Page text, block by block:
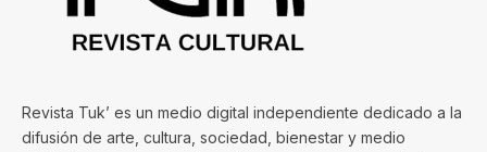
Revista Tuk’ es un medio digital independiente dedicado a la
difusión de arte, cultura, sociedad, bienestar y medio